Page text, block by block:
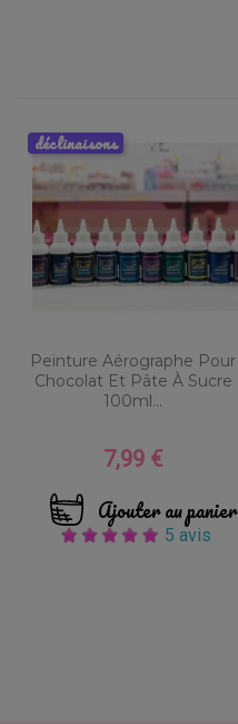
Peinture Aérographe Pour
Chocolat Et Pâte À Sucre
100ml...
Prix
7,99 €
Ajouter au panier
5 avis
déclinaisons